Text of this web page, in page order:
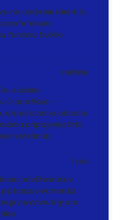
na uloženie identity
preferencie
funkciu živého
služieb
Cloudflare –
doručovania obsahu
pripojenia DNS
stránok.
relácie
návštevníkov
medzi
je nevyhnutný pre
1 rok